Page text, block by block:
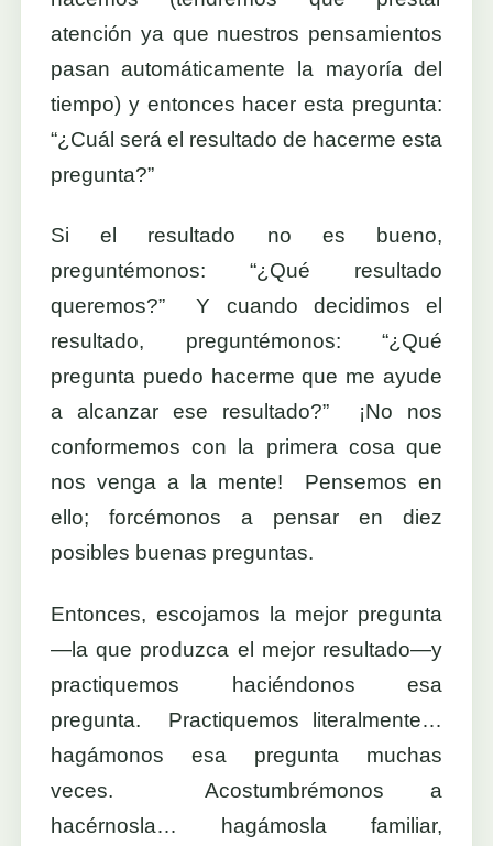
atención ya que nuestros pensamientos
pasan automáticamente la mayoría del
tiempo) y entonces hacer esta pregunta:
“¿Cuál será el resultado de hacerme esta
pregunta?”
Si el resultado no es bueno,
preguntémonos: “¿Qué resultado
queremos?” Y cuando decidimos el
resultado, preguntémonos: “¿Qué
pregunta puedo hacerme que me ayude
a alcanzar ese resultado?” ¡No nos
conformemos con la primera cosa que
nos venga a la mente! Pensemos en
ello; forcémonos a pensar en diez
posibles buenas preguntas.
Entonces, escojamos la mejor pregunta
—la que produzca el mejor resultado—y
practiquemos haciéndonos esa
pregunta. Practiquemos literalmente…
hagámonos esa pregunta muchas
veces. Acostumbrémonos a
hacérnosla… hagámosla familiar,